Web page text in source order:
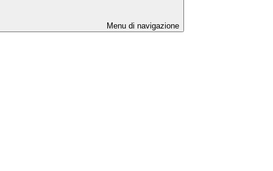
Menu di navigazione